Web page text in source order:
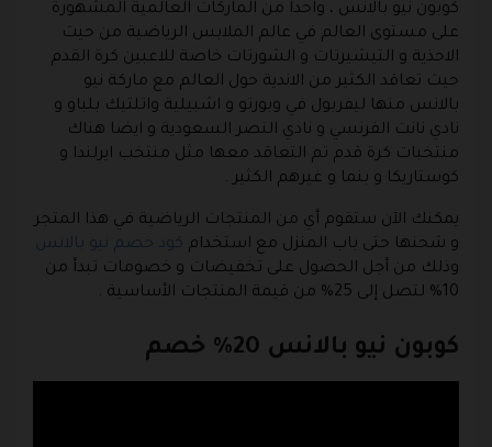
كوبون نيو بالانس ، واحدا من الماركات العالمية المشهورة
على مستوى العالم في عالم الملابس الرياضية من حيث
الاحذية و التيشيرتات و الشورتات خاصة للاعبين كرة القدم
حيث تعاقد الكثير من الاندية حول العالم مع ماركة نيو
بالانس منها ليفربول في وبورتو و اشبيلية واتلتيك بلباو و
نادي نانت الفرنسي و نادي النصر السعودية و ايضا هناك
منتخبات كرة قدم تم التعاقد معها مثل منتخب ايرلندا و
كوستاريكا و بنما و غيرهم الكثير .
يمكنك الآن ستقوم أي من المنتجات الرياضية في هذا المتجر
و شحنها حتى باب المنزل مع استخدام كود خصم نيو بالانس
وذلك من أجل الحصول على تخفيضات و خصومات تبدأ من
10% لتصل إلى 25% من قيمة المنتجات الأساسية .
كوبون نيو بالانس 20% خصم